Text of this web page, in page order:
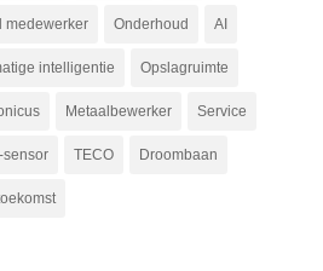
medewerker Onderhoud AI
intelligentie Opslagruimte
Metaalbewerker Service
sensor TECO Droombaan